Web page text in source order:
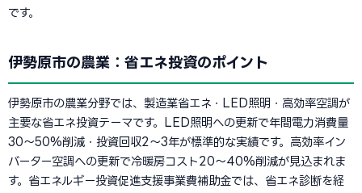
です。
伊勢原市の農業：省エネ投資のポイント
伊勢原市の農業分野では、製造業省エネ・LED照明・高効率空調が
主要な省エネ投資テーマです。LED照明への更新で年間電力消費量
30〜50%削減・投資回収2〜3年が標準的な実績です。高効率イン
バーター空調への更新で冷暖房コスト20〜40%削減が見込まれま
す。省エネルギー投資促進支援事業費補助金では、省エネ診断を経